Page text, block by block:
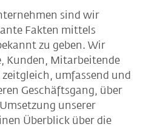
sind wir
Fakten mittels
zu geben. Wir
Kunden, Mitarbeitende
umfassend und
Geschäftsgang, über
unserer
Überblick über die